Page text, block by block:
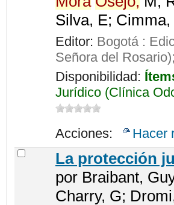
Silva, E;
Editor: Bogotá :
Señora del
Disponibilidad:
Jurídico (Clínica
Acciones: Hacer
La protección
por Braibant,
Charry, G;